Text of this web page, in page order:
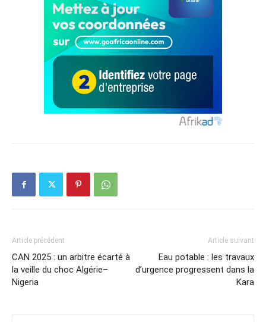
Article précédent
CAN 2025 : un arbitre écarté à
la veille du choc Algérie–
Nigeria
Article suivant
Eau potable : les travaux
d’urgence progressent dans la
Kara